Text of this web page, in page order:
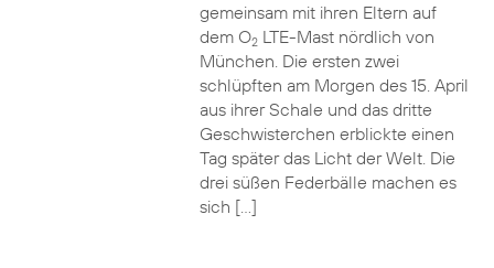
gemeinsam mit ihren Eltern auf
dem O2LTE-Mast nördlich von
München. Die ersten zwei
schlüpften am Morgen des 15. April
aus ihrer Schale und das dritte
Geschwisterchen erblickte einen
Tag später das Licht der Welt. Die
drei süßen Federbälle machen es
sich […]